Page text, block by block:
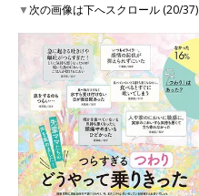
▼次の画像は下へスクロール (20/37)